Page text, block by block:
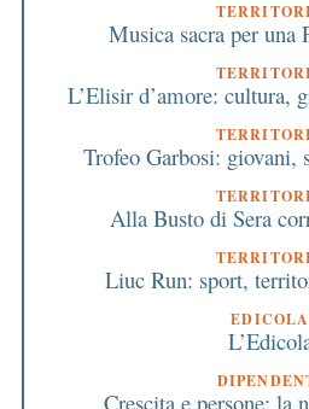
Musica sacra per una
L’Elisir d’amore: cultura,
Trofeo Garbosi: giovani,
Alla Busto di Sera
Liuc Run: sport,
EDICOLA
Crescita e persone: la